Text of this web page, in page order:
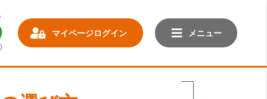
マイページログイン メニュー